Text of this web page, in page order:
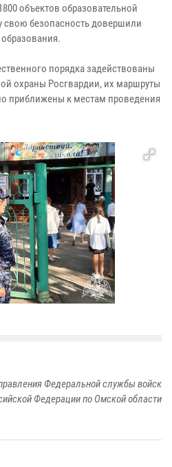
объектов образовательной
свою безопасность довершили
порядка задействованы
охраны Росгвардии, их маршруты
приближены к местам проведения
Федеральной службы войск
Федерации по Омской области